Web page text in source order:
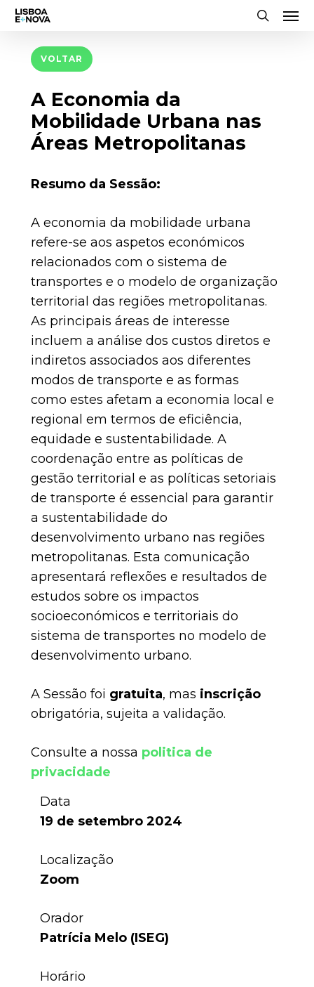
Skip
content
VOLTAR
A Economia da
Mobilidade Urbana nas
Áreas Metropolitanas
Resumo da Sessão:
A economia da mobilidade urbana
refere-se aos aspetos económicos
relacionados com o sistema de
transportes e o modelo de organização
territorial das regiões metropolitanas.
As principais áreas de interesse
incluem a análise dos custos diretos e
indiretos associados aos diferentes
modos de transporte e as formas
como estes afetam a economia local e
regional em termos de eficiência,
equidade e sustentabilidade. A
coordenação entre as políticas de
gestão territorial e as políticas setoriais
de transporte é essencial para garantir
a sustentabilidade do
desenvolvimento urbano nas regiões
metropolitanas. Esta comunicação
apresentará reflexões e resultados de
estudos sobre os impactos
socioeconómicos e territoriais do
sistema de transportes no modelo de
desenvolvimento urbano.
A Sessão foi gratuita, mas inscrição
obrigatória, sujeita a validação.
Consulte a nossa politica de
privacidade
Data
19 de setembro 2024
Localização
Zoom
Orador
Patrícia Melo (ISEG)
Horário